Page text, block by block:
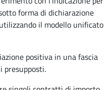
forma di dichiarazione
il modello unificato
positiva in una fascia
presupposti.